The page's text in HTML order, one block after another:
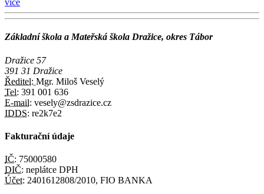
více
Základní škola a Mateřská škola Dražice, okres Tábor
Dražice 57
391 31 Dražice
Ředitel: Mgr. Miloš Veselý
Tel: 391 001 636
E-mail: vesely@zsdrazice.cz
IDDS: re2k7e2
Fakturační údaje
IČ: 75000580
DIČ: neplátce DPH
Účet: 2401612808/2010, FIO BANKA